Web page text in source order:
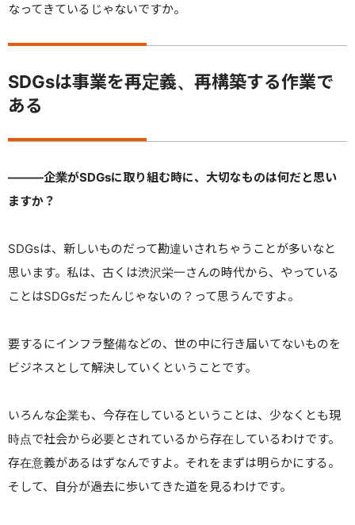
なってきているじゃないですか。
SDGsは事業を再定義、再構築する作業で
ある
———企業がSDGsに取り組む時に、大切なものは何だと思い
ますか？
SDGsは、新しいものだって勘違いされちゃうことが多いなと
思います。 私は、古くは渋沢栄一さんの時代から、やっている
ことはSDGsだったんじゃないの？って思うんですよ。
要するにインフラ整備などの、世の中に行き届いてないものを
ビジネスとして解決していくということです。
いろんな企業も、今存在しているということは、少なくとも現
時点で社会から必要とされているから存在しているわけです。
存在意義があるはずなんですよ。それをまずは明らかにする。
そして、自分が過去に歩いてきた道を見るわけです。